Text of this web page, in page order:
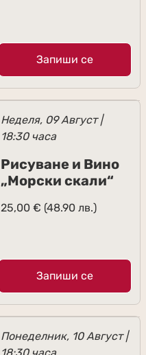
Запиши се
Неделя, 09 Август |
18:30 часа
Рисуване и Вино
„Морски скали“
25,00 € (48.90 лв.)
Запиши се
Понеделник, 10 Август |